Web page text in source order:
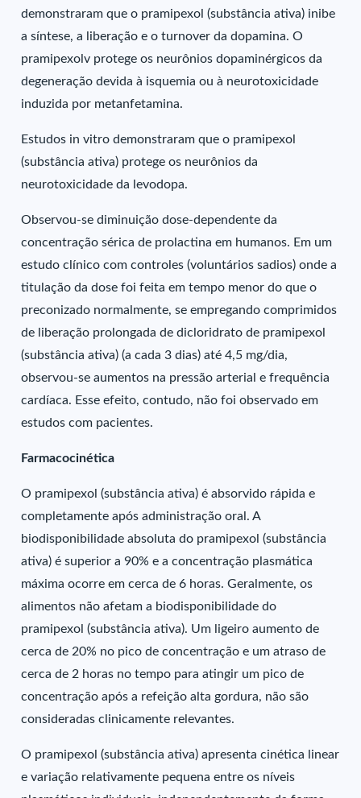
demonstraram que o pramipexol (substância ativa) inibe
a síntese, a liberação e o turnover da dopamina. O
pramipexolv protege os neurônios dopaminérgicos da
degeneração devida à isquemia ou à neurotoxicidade
induzida por metanfetamina.
Estudos in vitro demonstraram que o pramipexol
(substância ativa) protege os neurônios da
neurotoxicidade da levodopa.
Observou-se diminuição dose-dependente da
concentração sérica de prolactina em humanos. Em um
estudo clínico com controles (voluntários sadios) onde a
titulação da dose foi feita em tempo menor do que o
preconizado normalmente, se empregando comprimidos
de liberação prolongada de dicloridrato de pramipexol
(substância ativa) (a cada 3 dias) até 4,5 mg/dia,
observou-se aumentos na pressão arterial e frequência
cardíaca. Esse efeito, contudo, não foi observado em
estudos com pacientes.
Farmacocinética
O pramipexol (substância ativa) é absorvido rápida e
completamente após administração oral. A
biodisponibilidade absoluta do pramipexol (substância
ativa) é superior a 90% e a concentração plasmática
máxima ocorre em cerca de 6 horas. Geralmente, os
alimentos não afetam a biodisponibilidade do
pramipexol (substância ativa). Um ligeiro aumento de
cerca de 20% no pico de concentração e um atraso de
cerca de 2 horas no tempo para atingir um pico de
concentração após a refeição alta gordura, não são
consideradas clinicamente relevantes.
O pramipexol (substância ativa) apresenta cinética linear
e variação relativamente pequena entre os níveis